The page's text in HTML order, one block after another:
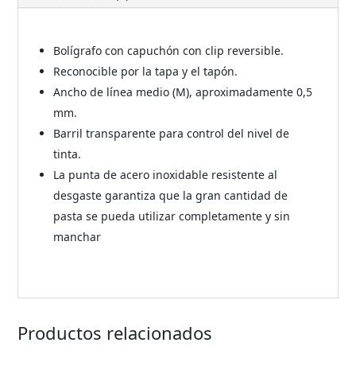
Bolígrafo con capuchón con clip reversible.
Reconocible por la tapa y el tapón.
Ancho de línea medio (M), aproximadamente 0,5
mm.
Barril transparente para control del nivel de
tinta.
La punta de acero inoxidable resistente al
desgaste garantiza que la gran cantidad de
pasta se pueda utilizar completamente y sin
manchar
Productos relacionados